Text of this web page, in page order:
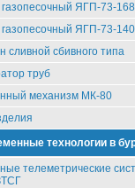
газопесочный ЯГП-73-168
газопесочный ЯГП-73-140
сливной сбивного типа
труб
механизм МК-80
технологии в
телеметрические